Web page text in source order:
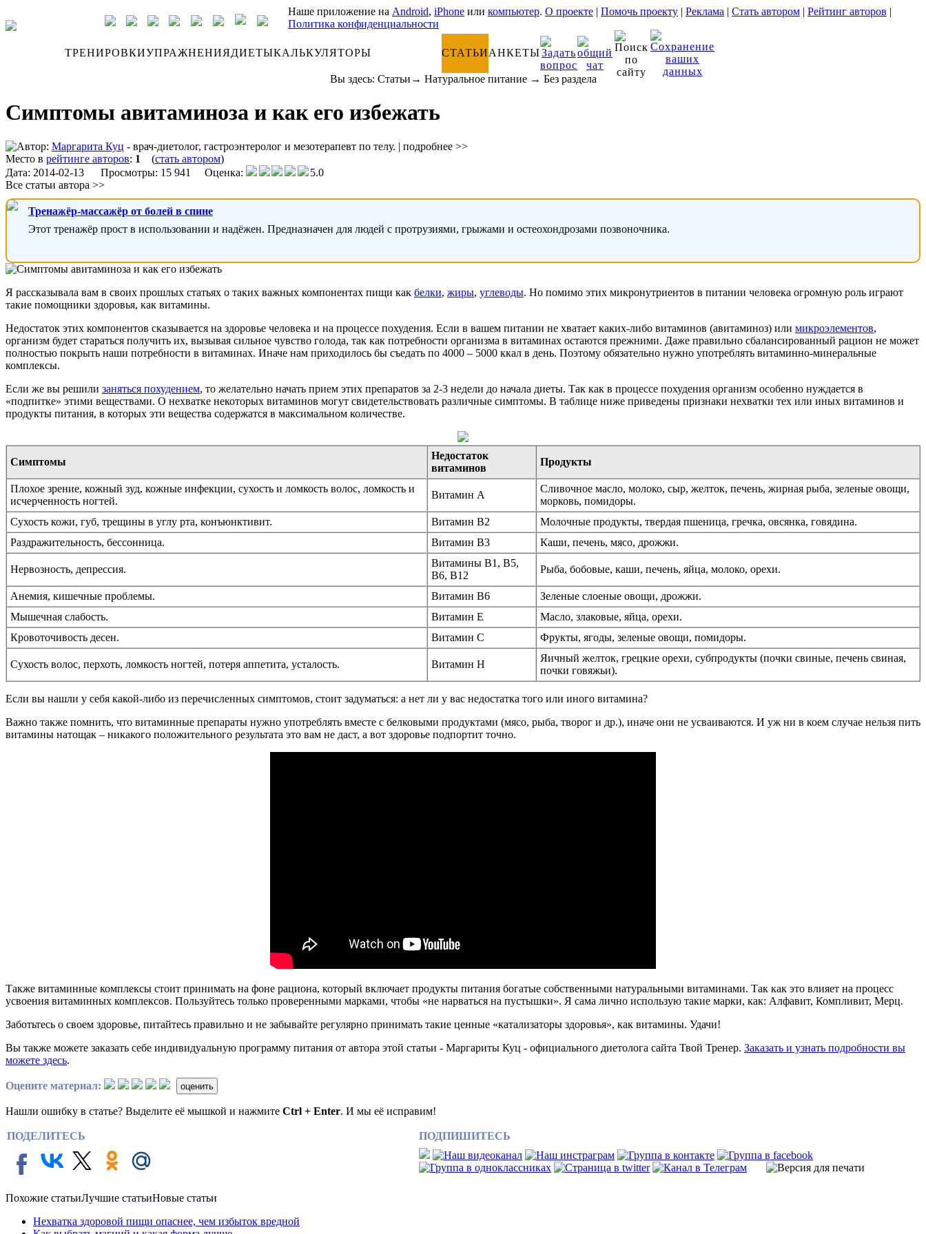
Наше приложение на Android, iPhone или компьютер. О проекте | Помочь проекту | Реклама | Стать автором | Рейтинг авторов |
Политика конфиденциальности
ТРЕНИРОВКИУПРАЖНЕНИЯДИЕТЫКАЛЬКУЛЯТОРЫ СТАТЬИАНКЕТЫ
Вы здесь: Статьи → Натуральное питание→ Без раздела
Симптомы авитаминоза и как его избежать
Автор: Маргарита Куц - врач-диетолог, гастроэнтеролог и мезотерапевт по телу. | подробнее >>
Место в рейтинге авторов: 1 (стать автором)
Дата: 2014-02-13 Просмотры: 15 941 Оценка:
5.0
Все статьи автора >>
Тренажёр-массажёр от болей в спине
Этот тренажёр прост в использовании и надёжен. Предназначен для людей с протрузиями, грыжами и остеохондрозами позвоночника.
Я рассказывала вам в своих прошлых статьях о таких важных компонентах пищи как белки, жиры, углеводы. Но помимо этих микронутриентов в питании человека огромную роль играют
такие помощники здоровья, как витамины.
Недостаток этих компонентов сказывается на здоровье человека и на процессе похудения. Если в вашем питании не хватает каких-либо витаминов (авитаминоз) или микроэлементов,
организм будет стараться получить их, вызывая сильное чувство голода, так как потребности организма в витаминах остаются прежними. Даже правильно сбалансированный рацион не может
полностью покрыть наши потребности в витаминах. Иначе нам приходилось бы съедать по 4000 – 5000 ккал в день. Поэтому обязательно нужно употреблять витаминно-минеральные
комплексы.
Если же вы решили заняться похудением, то желательно начать прием этих препаратов за 2-3 недели до начала диеты. Так как в процессе похудения организм особенно нуждается в
«подпитке» этими веществами. О нехватке некоторых витаминов могут свидетельствовать различные симптомы. В таблице ниже приведены признаки нехватки тех или иных витаминов и
продукты питания, в которых эти вещества содержатся в максимальном количестве.
Симптомы
Недостаток
витаминов
Продукты
Плохое зрение, кожный зуд, кожные инфекции, сухость и ломкость волос, ломкость и
исчерченность ногтей.
Витамин А
Сливочное масло, молоко, сыр, желток, печень, жирная рыба, зеленые овощи,
морковь, помидоры.
Сухость кожи, губ, трещины в углу рта, конъюнктивит.
Витамин В2
Молочные продукты, твердая пшеница, гречка, овсянка, говядина.
Раздражительность, бессонница.
Витамин В3 Каши, печень, мясо, дрожжи.
Нервозность, депрессия.
Витамины В1, В5,
В6, В12
Рыба, бобовые, каши, печень, яйца, молоко, орехи.
Анемия, кишечные проблемы. Витамин В6
Зеленые слоеные овощи, дрожжи.
Мышечная слабость.
Витамин Е
Масло, злаковые, яйца, орехи.
Кровоточивость десен.
Витамин С Фрукты, ягоды, зеленые овощи, помидоры.
Сухость волос, перхоть, ломкость ногтей, потеря аппетита, усталость. Витамин Н
Яичный желток, грецкие орехи, субпродукты (почки свиные, печень свиная,
почки говяжьи).
Если вы нашли у себя какой-либо из перечисленных симптомов, стоит задуматься: а нет ли у вас недостатка того или иного витамина?
Важно также помнить, что витаминные препараты нужно употреблять вместе с белковыми продуктами (мясо, рыба, творог и др.), иначе они не усваиваются. И уж ни в коем случае нельзя пить
витамины натощак – никакого положительного результата это вам не даст, а вот здоровье подпортит точно.
Также витаминные комплексы стоит принимать на фоне рациона, который включает продукты питания богатые собственными натуральными витаминами. Так как это влияет на процесс
усвоения витаминных комплексов. Пользуйтесь только проверенными марками, чтобы «не нарваться на пустышки». Я сама лично использую такие марки, как: Алфавит, Компливит, Мерц.
Заботьтесь о своем здоровье, питайтесь правильно и не забывайте регулярно принимать такие ценные «катализаторы здоровья», как витамины. Удачи!
Вы также можете заказать себе индивидуальную программу питания от автора этой статьи - Маргариты Куц - официального диетолога сайта Твой Тренер. Заказать и узнать подробности вы
можете здесь.
Оцените материал: оценить
Нашли ошибку в статье? Выделите её мышкой и нажмите Ctrl + Enter. И мы её исправим!
ПОДЕЛИТЕСЬ ПОДПИШИТЕСЬ
Похожие статьиЛучшие статьиНовые статьи
Нехватка здоровой пищи опаснее, чем избыток вредной